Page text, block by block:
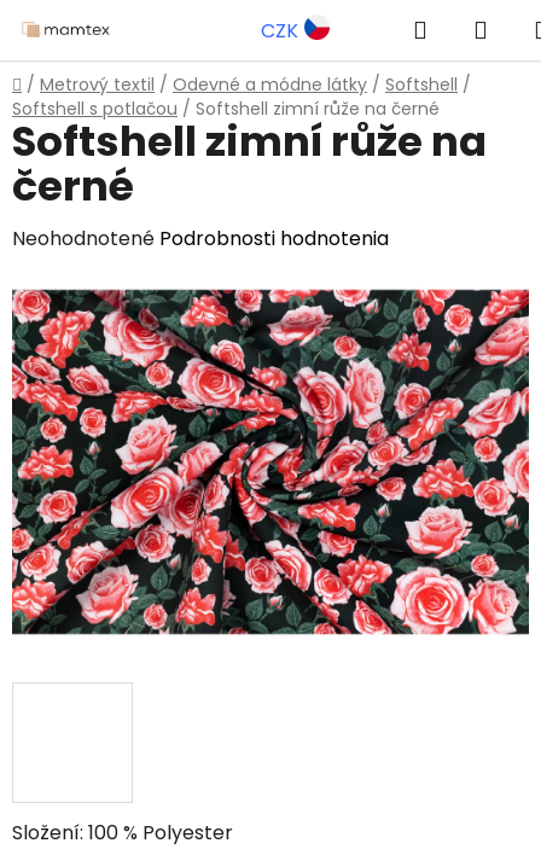
na
obsah
CZK Hľadať
Domov
/ Metrový textil / Odevné a módne látky / Softshell /
Softshell s potlačou / Softshell zimní růže na černé
Složení: 100 % Polyester
Softshell zimní růže na
černé
Priemerné
produktu
je
0,0
z
5
hviezdičiek.
Neohodnotené Podrobnosti hodnotenia